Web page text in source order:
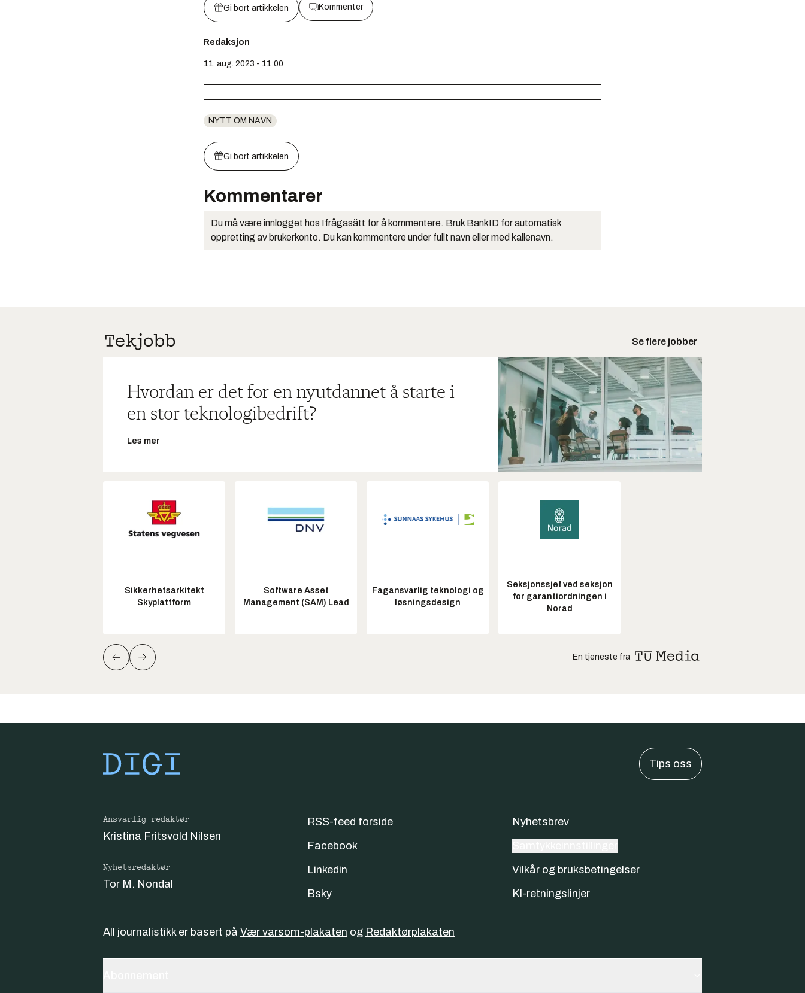
Gi bort artikkelen Kommenter
Redaksjon
11. aug. 2023 - 11:00
NYTT OM NAVN
Gi bort artikkelen
Kommentarer
Du må være innlogget hos Ifrågasätt for å kommentere. Bruk BankID for automatisk
oppretting av brukerkonto. Du kan kommentere under fullt navn eller med kallenavn.
Se flere jobber
Hvordan er det for en nyutdannet å starte i
en stor teknologibedrift?
Les mer
Sikkerhetsarkitekt
Skyplattform
Software Asset
Management (SAM) Lead
Fagansvarlig teknologi og
løsningsdesign
Seksjonssjef ved seksjon
for garantiordningen i
Norad
En tjeneste fra
Tips oss
Ansvarlig redaktør
Kristina Fritsvold Nilsen
Nyhetsredaktør
Tor M. Nondal
RSS-feed forside
Facebook
Linkedin
Bsky
Nyhetsbrev
Vilkår og bruksbetingelser
KI-retningslinjer
All journalistikk er basert på Vær varsom-plakaten og Redaktørplakaten